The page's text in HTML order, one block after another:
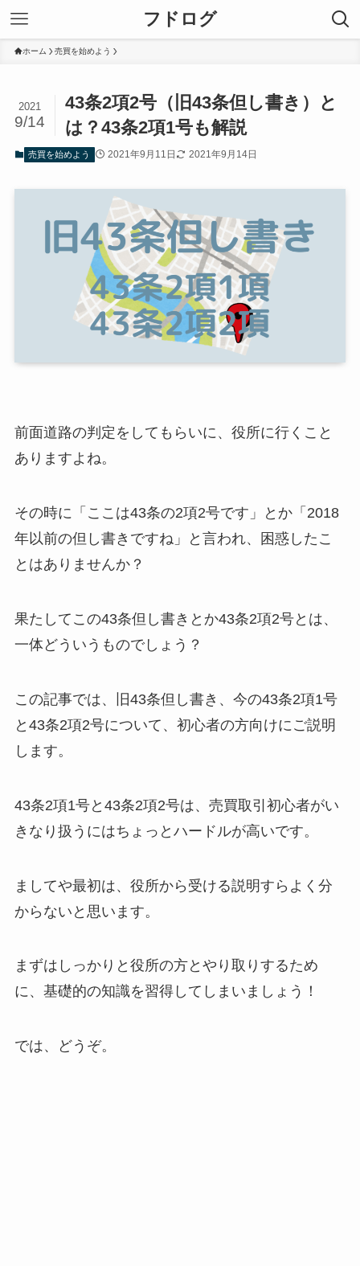
フドログ
ホーム 売買を始めよう
43条2項2号（旧43条但し書き）と
は？43条2項1号も解説
2021
9/14
売買を始めよう 2021年9月11日 2021年9月14日
前面道路の判定をしてもらいに、役所に行くこと
ありますよね。
その時に「ここは43条の2項2号です」とか「2018
年以前の但し書きですね」と言われ、困惑したこ
とはありませんか？
果たしてこの43条但し書きとか43条2項2号とは、
一体どういうものでしょう？
この記事では、旧43条但し書き、今の43条2項1号
と43条2項2号について、初心者の方向けにご説明
します。
43条2項1号と43条2項2号は、売買取引初心者がい
きなり扱うにはちょっとハードルが高いです。
ましてや最初は、役所から受ける説明すらよく分
からないと思います。
まずはしっかりと役所の方とやり取りするため
に、基礎的の知識を習得してしまいましょう！
では、どうぞ。